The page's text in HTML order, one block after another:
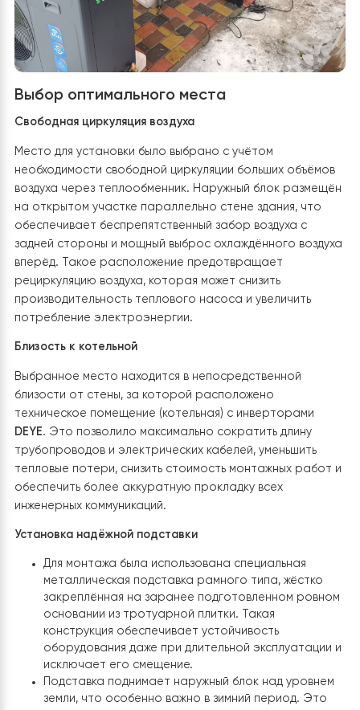
зависят эффективность, надёжность и долговечность
всей системы отопления.
Выбор оптимального места
Свободная циркуляция воздуха
Место для установки было выбрано с учётом
необходимости свободной циркуляции больших
воздуха через теплообменник. Наружный блок
на открытом участке параллельно стене здания, что
обеспечивает беспрепятственный забор воздуха с
задней стороны и мощный выброс охлаждённого
вперёд. Такое расположение предотвращает
производительность теплового насоса и увеличить
потребление электроэнергии.
Близость к котельной
Выбранное место находится в непосредственной
близости от стены, за которой расположено
техническое помещение (котельная) с инверторами